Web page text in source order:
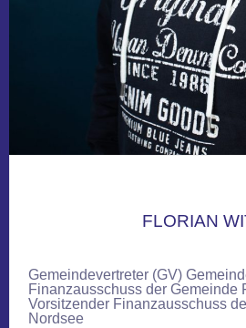
FLORIAN
Gemeindevertreter (GV)
Finanzausschuss der Gemeinde
Vorsitzender Finanzausschuss
Nordsee